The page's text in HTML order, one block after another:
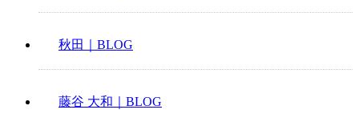
秋田｜BLOG
藤谷 大和｜BLOG